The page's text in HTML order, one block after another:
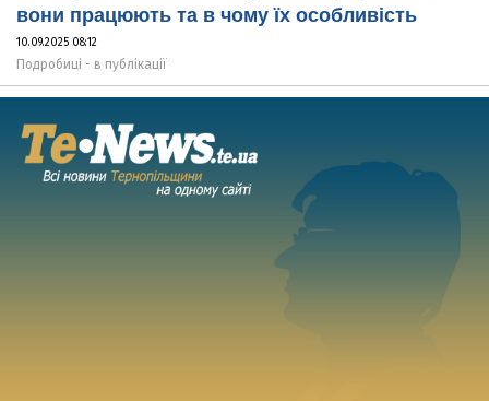
вони працюють та в чому їх особливість
10.09.2025 08:12
Подробиці - в публікації